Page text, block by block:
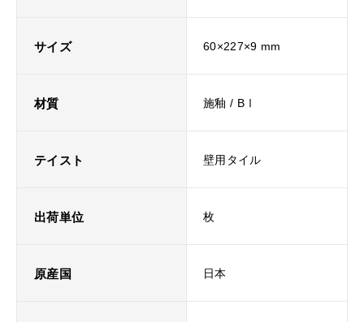
サイズ 60×227×9 mm
材質 施釉 / BⅠ
テイスト 壁用タイル
出荷単位 枚
原産国 日本